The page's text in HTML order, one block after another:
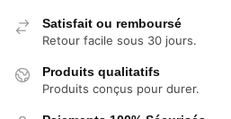
Satisfait ou remboursé
Retour facile sous 30 jours.
Produits qualitatifs
Produits conçus pour durer.